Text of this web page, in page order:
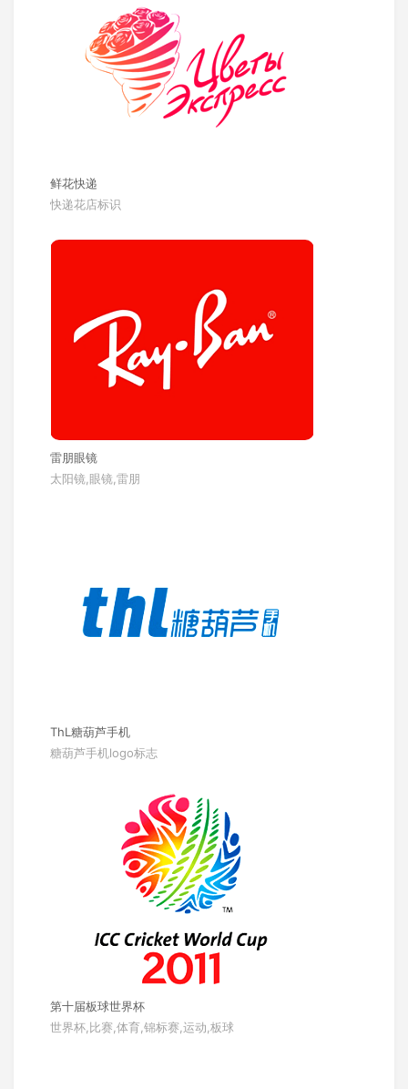
鲜花快递
快递花店标识
雷朋眼镜
太阳镜,眼镜,雷朋
ThL糖葫芦手机
糖葫芦手机logo标志
第十届板球世界杯
世界杯,比赛,体育,锦标赛,运动,板球